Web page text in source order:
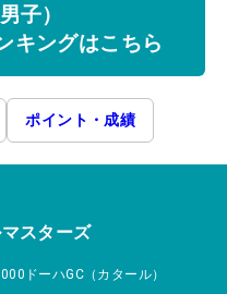
子）
キングはこちら
ポイント・成績
スターズ
ドーハGC（カタール）